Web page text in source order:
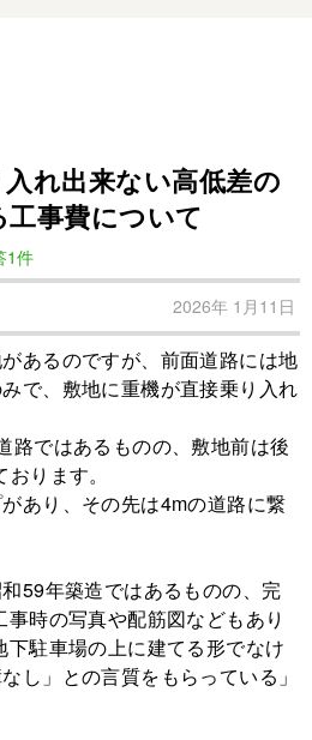
れ出来ない高低差の
事費について
1件
2026年 1月11日
あるのですが、前面道路には地
で、敷地に重機が直接乗り入れ
路ではあるものの、敷地前は後
ります。
あり、その先は4mの道路に繋
59年築造ではあるものの、完
時の写真や配筋図などもあり
駐車場の上に建てる形でなけ
し」との言質をもらっている」